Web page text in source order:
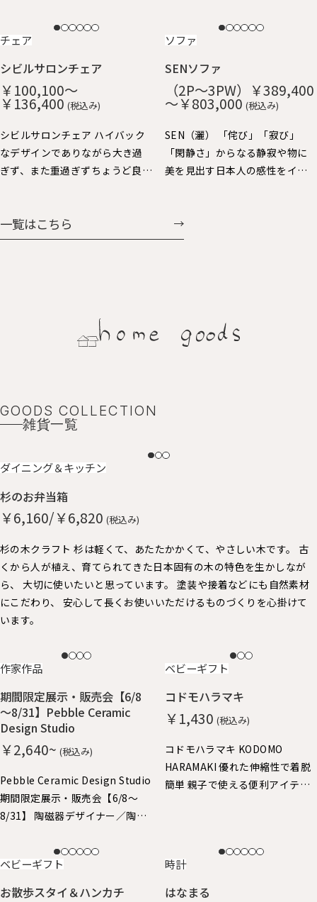
一覧はこちら
りが優しい手触り。ゆったりと
した座り心地。 身体を包み込む
ようなアームと背、肘掛けはや
す。 肘をテーブルに掛ければ、
お掃除も楽々。 樹種：Ｒオー
ク、Ｗオーク、ウォルナット、Ｂ
チェリー 仕上：オイル仕上 張
地：Ａ～Ｇ布、Ｈ：革（2種類）
な手触りと、ギリギリまで細身に
仕上げたフォルムが特徴で、 ア
ーム先端が手にしっくり馴染
み、ずっと触りたくなる心地よ
さです。 貼り込まれた大きなカ
ーブの背と座もゆったりと身体
を受け止めてくれます。 樹種：
Ｒオーク、Ｗオーク、ウォルナッ
ト、Ｂチェリー 仕上：オイル仕
￥107,327
NEW
チェア
シビルサロンチェア
￥100,100～
￥136,400 (税込み)
シビルサロンチェア ハイバック
なデザインでありながら大き過
ぎず、また重過ぎずちょうど良い
連続する美しさと、すっきりとし
た全体フォルムバランスや座り
ングチェア・イージーチェア展
開もされています。
NEW
ソファ
SENソファ
（2P～3PW）￥389,400
～￥803,000 (税込み)
SEN（灑） 「侘び」「寂び」
「閑静さ」からなる静寂や物に
美を見出す日本人の感性をイン
静かで大らかなスタイルを提案
します。
GOODS COLLECTION
雑貨一覧
NEW
ダイニング＆キッチン
杉のお弁当箱
￥6,160/￥6,820 (税込み)
杉の木クラフト 杉は軽くて、あたたかかくて、やさしい木です。 古
くから人が植え、育てられてきた日本固有の木の特色を生かしなが
ら、 大切に使いたいと思っています。 塗装や接着などにも自然素材
にこだわり、 安心して長くお使いいただけるものづくりを心掛けて
います。
NEW
作家作品
期間限定展示・販売会【6/8
～8/31】Pebble Ceramic
Design Studio
￥2,640~ (税込み)
Pebble Ceramic Design Studio
期間限定展示・販売会【6/8～
8/31】 陶磁器デザイナー／陶磁
の石原さん やさしいタッチの絵
付け器を中心に特別展示させて
いただきました。 どれも1点もの
NEW
ベビーギフト
コドモハラマキ
￥1,430 (税込み)
コドモハラマキ KODOMO
HARAMAKI 優れた伸縮性で着脱
簡単 親子で使える便利アイテ
NEW
ベビーギフト
お散歩スタイ＆ハンカチ
NEW
時計
はなまる